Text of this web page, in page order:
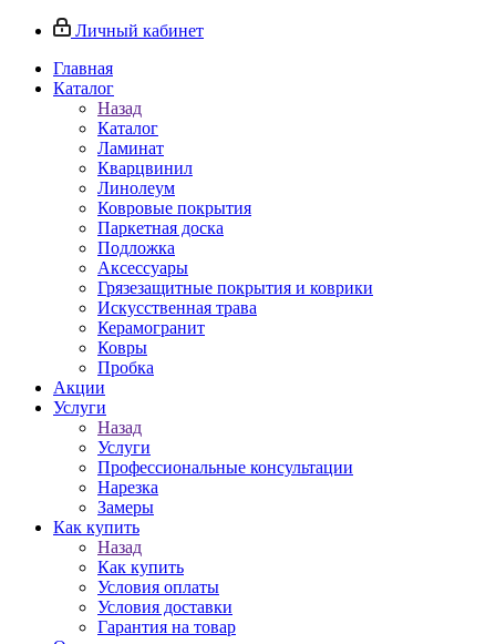
Личный кабинет
Главная
Каталог
Назад
Каталог
Ламинат
Кварцвинил
Линолеум
Ковровые покрытия
Паркетная доска
Подложка
Аксессуары
Грязезащитные покрытия и коврики
Искусственная трава
Керамогранит
Ковры
Пробка
Акции
Услуги
Назад
Услуги
Профессиональные консультации
Нарезка
Замеры
Как купить
Назад
Как купить
Условия оплаты
Условия доставки
Гарантия на товар